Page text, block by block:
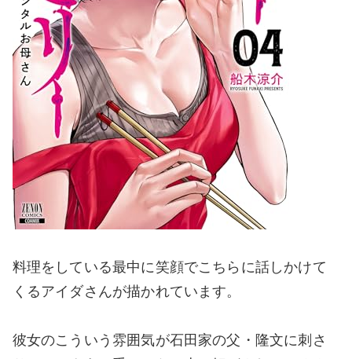
料理をしている最中に笑顔でこちらに話しかけて
くるアイダさんが描かれています。
彼女のこういう雰囲気が石田家の父・隆文に刺さ